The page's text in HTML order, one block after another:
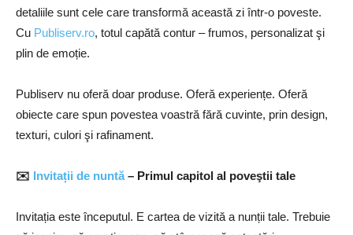
detaliile sunt cele care transformă această zi într-o poveste.
Cu Publiserv.ro, totul capătă contur – frumos, personalizat şi
plin de emoție.
Publiserv nu oferă doar produse. Oferă experiențe. Oferă
obiecte care spun povestea voastră fără cuvinte, prin design,
texturi, culori şi rafinament.
✉ Invitații de nuntă– Primul capitol al poveştii tale
Invitația este începutul. E cartea de vizită a nunții tale. Trebuie